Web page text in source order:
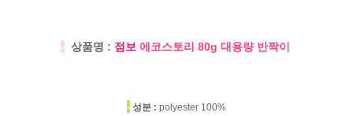
- 상품명 : 점보 에코스토리 80g 대용량 반짝이
- 성분 : polyester 100%